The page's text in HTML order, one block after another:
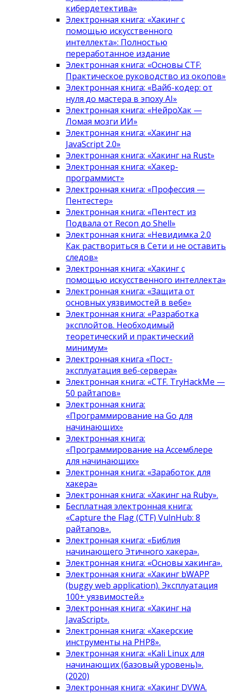
кибердетектива»
Электронная книга: «Хакинг с
помощью искусственного
интеллекта»: Полностью
переработанное издание
Электронная книга: «Основы CTF:
Практическое руководство из окопов»
Электронная книга: «Вайб-кодер: от
нуля до мастера в эпоху AI»
Электронная книга: «НейроХак —
Ломая мозги ИИ»
Электронная книга: «Хакинг на
JavaScript 2.0»
Электронная книга: «Хакинг на Rust»
Электронная книга: «Хакер-
программист»
Электронная книга: «Профессия —
Пентестер»
Электронная книга: «Пентест из
Подвала от Recon до Shell»
Электронная книга: «Невидимка 2.0
Как раствориться в Сети и не оставить
следов»
Электронная книга: «Хакинг с
помощью искусственного интеллекта»
Электронная книга: «Защита от
основных уязвимостей в вебе»
Электронная книга: «Разработка
эксплойтов. Необходимый
теоретический и практический
минимум»
Электронная книга «Пост-
эксплуатация веб-сервера»
Электронная книга: «CTF. TryHackMe —
50 райтапов»
Электронная книга:
«Программирование на Go для
начинающих»
Электронная книга:
«Программирование на Ассемблере
для начинающих»
Электронная книга: «Заработок для
хакера»
Электронная книга: «Хакинг на Ruby».
Бесплатная электронная книга:
«Capture the Flag (CTF) VulnHub: 8
райтапов».
Электронная книга: «Библия
начинающего Этичного хакера».
Электронная книга: «Основы хакинга».
Электронная книга: «Хакинг bWAPP
(buggy web application). Эксплуатация
100+ уязвимостей.»
Электронная книга: «Хакинг на
JavaScript».
Электронная книга: «Хакерские
инструменты на PHP8».
Электронная книга: «Kali Linux для
начинающих (базовый уровень)».
(2020)
Электронная книга: «Хакинг DVWA.